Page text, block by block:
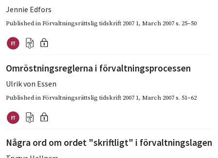
Jennie Edfors
Published inFörvaltningsrättslig tidskrift 2007 1, March 2007s. 25–50
Omröstningsreglerna i förvaltningsprocessen
Ulrik von Essen
Published inFörvaltningsrättslig tidskrift 2007 1, March 2007s. 51–62
Några ord om ordet "skriftligt" i förvaltningslagen